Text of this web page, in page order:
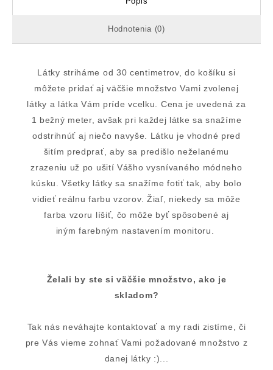
Hodnotenia (0)
Látky striháme od 30 centimetrov, do košíku si
môžete pridať aj väčšie množstvo Vami zvolenej
látky a látka Vám príde vcelku. Cena je uvedená za
1 bežný meter, avšak pri každej látke sa snažíme
odstrihnúť aj niečo navyše. Látku je vhodné pred
šitím predprať, aby sa predišlo neželanému
zrazeniu už po ušití Vášho vysnívaného módneho
kúsku. Všetky látky sa snažíme fotiť tak, aby bolo
vidieť reálnu farbu vzorov. Žiaľ, niekedy sa môže
farba vzoru líšiť, čo môže byť spôsobené aj
iným farebným nastavením monitoru.
Želali by ste si väčšie množstvo, ako je
skladom?
Tak nás neváhajte kontaktovať a my radi zistíme, či
pre Vás vieme zohnať Vami požadované množstvo z
danej látky :)...